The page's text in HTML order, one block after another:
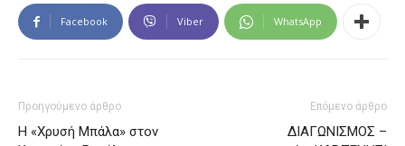
Facebook Viber WhatsApp
Προηγούμενο άρθρο
Η «Χρυσή Μπάλα» στον
Επόμενο άρθρο
ΔΙΑΓΩΝΙΣΜΟΣ –